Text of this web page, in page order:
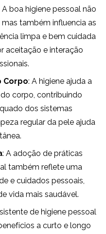
A boa higiene pessoal não
também influencia as
limpa e bem cuidada
aceitação e interação
Corpo: A higiene ajuda a
corpo, contribuindo
dos sistemas
regular da pele ajuda
: A adoção de práticas
também reflete uma
e cuidados pessoais,
vida mais saudável.
de higiene pessoal
a curto e longo